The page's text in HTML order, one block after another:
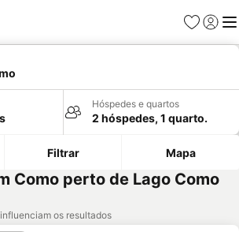
Favoritos
Iniciar
Hóspedes e quartos
2 hóspedes, 1 quarto.
Filtrar Mapa
Como perto de Lago Como
os resultados